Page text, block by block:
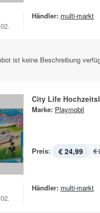
Händler: multi-markt
ist keine Beschreibung
City Life
Marke: Playmobil
Preis: € 24,99 €
Händler: multi-markt